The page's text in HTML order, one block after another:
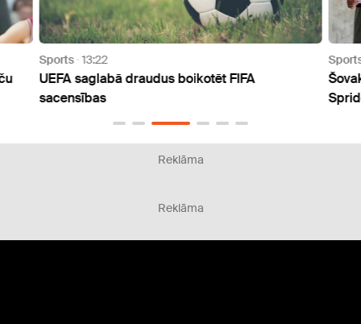
Sports 13:22
UEFA saglabā draudus boikotēt FIFA
sacensības
Reklāma
Reklāma